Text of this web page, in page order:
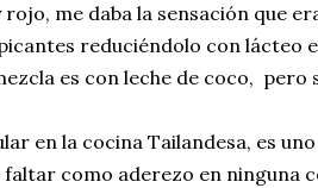
me daba la sensación que
reduciéndolo con lácteo
es con leche de coco, pero
en la cocina Tailandesa, es
como aderezo en ninguna